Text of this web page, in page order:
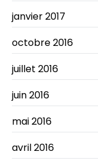
janvier 2017
octobre 2016
juillet 2016
juin 2016
mai 2016
avril 2016